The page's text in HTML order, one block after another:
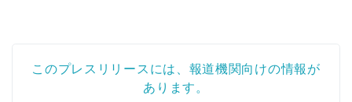
このプレスリリースには、報道機関向けの情報が
あります。